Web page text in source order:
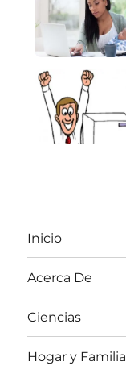
Inicio
Acerca De
Ciencias
Hogar y Familia